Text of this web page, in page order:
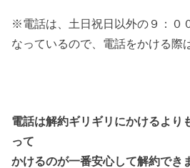
※電話は、土日祝日以外の９：０
なっているので、電話をかける際
電話は解約ギリギリにかけるより
って
かけるのが一番安心して解約でき